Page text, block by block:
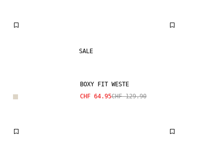
SALE
BOXY FIT WESTE
CHF 64.95CHF 129.90